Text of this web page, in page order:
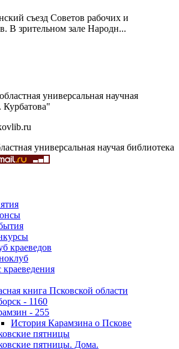
съезд Советов рабочих и
В зрительном зале Народн...
универсальная научная
универсальная научая библиотека
краеведов
краеведения
книга Псковской области
- 1160
- 255
История Карамзина о Пскове
пятницы
пятницы. Дома.